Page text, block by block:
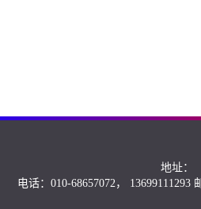
地址：
电话：010-68657072， 13699111293